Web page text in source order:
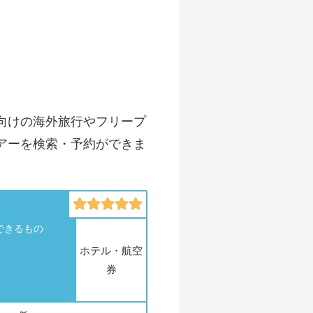
けの海外旅行やフリープ
ーを検索・予約ができま
きるもの
ホテル・航空
券